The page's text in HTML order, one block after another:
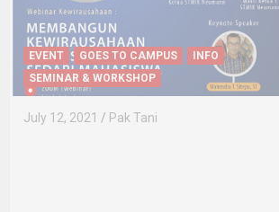
EVENT GOES TO CAMPUS
INFO
SEMINAR & WORKSHOP
July 12, 2021 Pak Tani